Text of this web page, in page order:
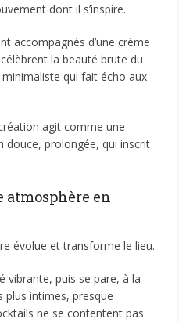
dont il s’inspire.
accompagnés d’une crème
la beauté brute du
qui fait écho aux
agit comme une
douce, prolongée, qui inscrit
atmosphère en
évolue et transforme le lieu.
vibrante, puis se pare, à la
intimes, presque
ne se contentent pas